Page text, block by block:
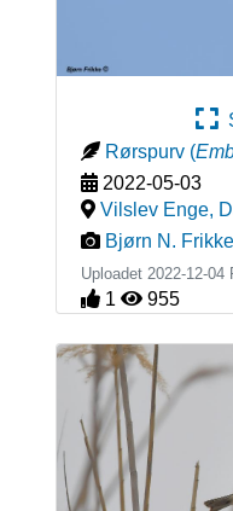
Rørspurv (
2022-05-03
Vilslev Enge,
Bjørn N. Frikke
Uploadet 2022-12-04
1 955